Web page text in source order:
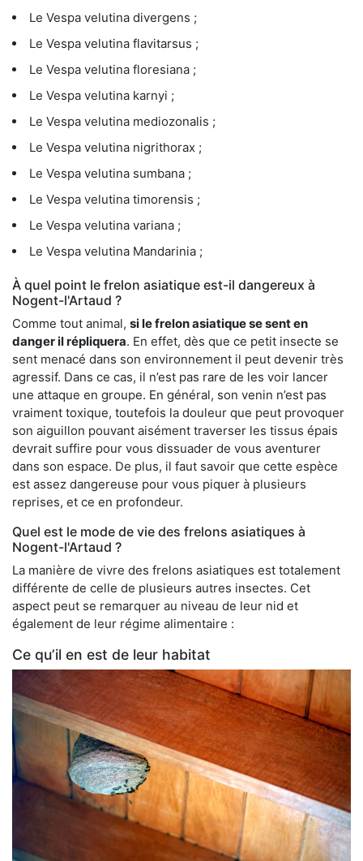
Le Vespa velutina divergens ;
Le Vespa velutina flavitarsus ;
Le Vespa velutina floresiana ;
Le Vespa velutina karnyi ;
Le Vespa velutina mediozonalis ;
Le Vespa velutina nigrithorax ;
Le Vespa velutina sumbana ;
Le Vespa velutina timorensis ;
Le Vespa velutina variana ;
Le Vespa velutina Mandarinia ;
À quel point le frelon asiatique est-il dangereux à
Nogent-l'Artaud ?
Comme tout animal, si le frelon asiatique se sent en
danger il répliquera. En effet, dès que ce petit insecte se
sent menacé dans son environnement il peut devenir très
agressif. Dans ce cas, il n’est pas rare de les voir lancer
une attaque en groupe. En général, son venin n’est pas
vraiment toxique, toutefois la douleur que peut provoquer
son aiguillon pouvant aisément traverser les tissus épais
devrait suffire pour vous dissuader de vous aventurer
dans son espace. De plus, il faut savoir que cette espèce
est assez dangereuse pour vous piquer à plusieurs
reprises, et ce en profondeur.
Quel est le mode de vie des frelons asiatiques à
Nogent-l'Artaud ?
La manière de vivre des frelons asiatiques est totalement
différente de celle de plusieurs autres insectes. Cet
aspect peut se remarquer au niveau de leur nid et
également de leur régime alimentaire :
Ce qu’il en est de leur habitat